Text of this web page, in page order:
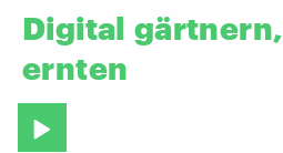
Digital gärtnern,
ernten